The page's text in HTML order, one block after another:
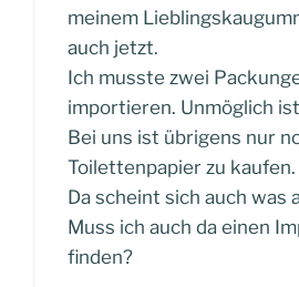
meinem
auch jetzt.
Ich musste zwei
importieren. Unmöglich
Bei uns ist übrigens nur
Toilettenpapier zu kaufen.
Da scheint sich auch was
Muss ich auch da einen
finden?